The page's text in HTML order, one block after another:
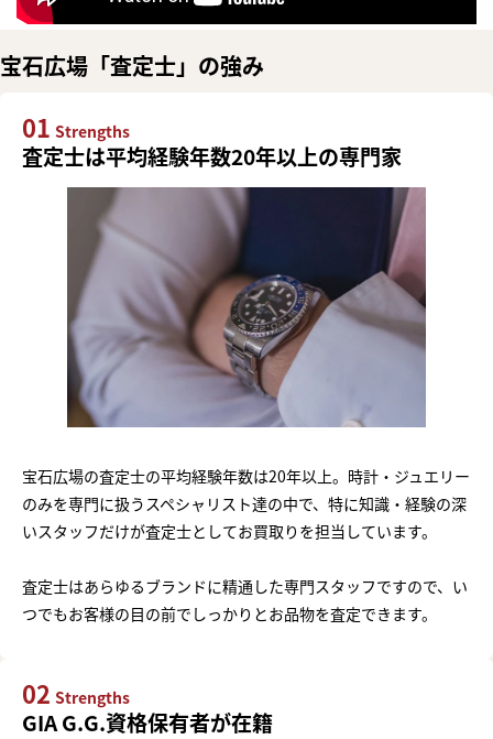
宝石広場「査定士」の強み
01 Strengths
査定士は平均経験年数20年以上の専門家
宝石広場の査定士の平均経験年数は20年以上。時計・ジュエリー
のみを専門に扱うスペシャリスト達の中で、特に知識・経験の深
いスタッフだけが査定士としてお買取りを担当しています。
査定士はあらゆるブランドに精通した専門スタッフですので、い
つでもお客様の目の前でしっかりとお品物を査定できます。
02 Strengths
GIA G.G.資格保有者が在籍